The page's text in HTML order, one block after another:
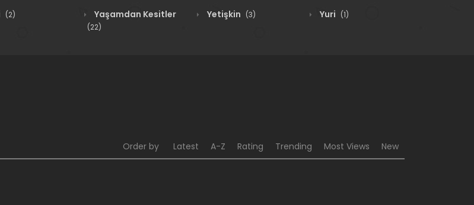
(2) Yaşamdan Kesitler
(22)
Yetişkin (3) Yuri (1)
Order by Latest A-Z Rating Trending Most Views New